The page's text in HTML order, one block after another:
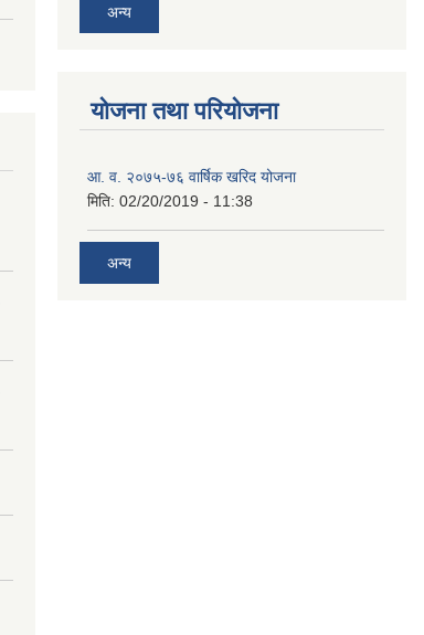
अन्य
योजना तथा परियोजना
आ. व. २०७५-७६ वार्षिक खरिद योजना
मिति: 02/20/2019 - 11:38
अन्य